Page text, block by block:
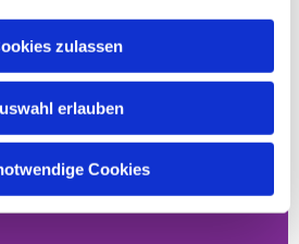
zulassen
erlauben
Cookies